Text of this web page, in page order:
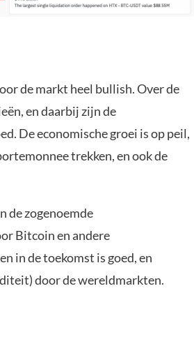
de markt heel bullish. Over de
en daarbij zijn de
De economische groei is op peil,
trekken, en ook de
de zogenoemde
Bitcoin en andere
in de toekomst is goed, en
door de wereldmarkten.